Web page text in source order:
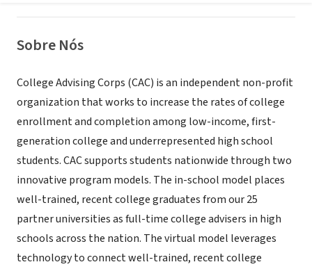
Sobre Nós
College Advising Corps (CAC) is an independent non-profit
organization that works to increase the rates of college
enrollment and completion among low-income, first-
generation college and underrepresented high school
students. CAC supports students nationwide through two
innovative program models. The in-school model places
well-trained, recent college graduates from our 25
partner universities as full-time college advisers in high
schools across the nation. The virtual model leverages
technology to connect well-trained, recent college